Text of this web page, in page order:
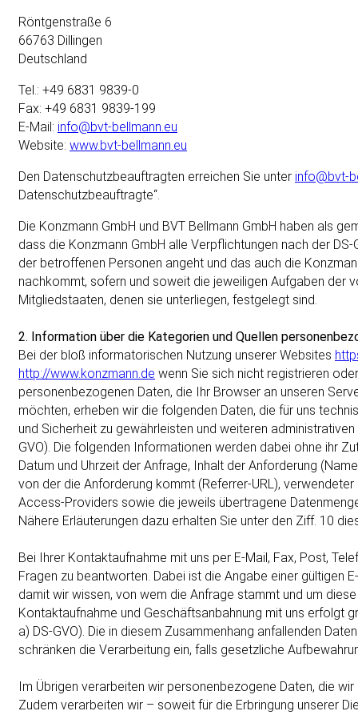
Röntgenstraße 6
66763 Dillingen
Deutschland
Tel.: +49 6831 9839-0
Fax: +49 6831 9839-199
E-Mail: info@bvt-bellmann.eu
Website: www.bvt-bellmann.eu
Den Datenschutzbeauftragten erreichen Sie unter info@bvt-
Datenschutzbeauftragte“.
Die Konzmann GmbH und BVT Bellmann GmbH haben als
dass die Konzmann GmbH alle Verpflichtungen nach der
der betroffenen Personen angeht und das auch die
nachkommt, sofern und soweit die jeweiligen Aufgaben der
Mitgliedstaaten, denen sie unterliegen, festgelegt sind.
2. Information über die Kategorien und Quellen
Bei der bloß informatorischen Nutzung unserer Websites
http://www.konzmann.de wenn Sie sich nicht registrieren
personenbezogenen Daten, die Ihr Browser an unseren
möchten, erheben wir die folgenden Daten, die für uns
und Sicherheit zu gewährleisten und weiteren
GVO). Die folgenden Informationen werden dabei ohne ihr
Datum und Uhrzeit der Anfrage, Inhalt der Anforderung
von der die Anforderung kommt (Referrer-URL),
Access-Providers sowie die jeweils übertragene
Nähere Erläuterungen dazu erhalten Sie unter den Ziff. 10
Bei Ihrer Kontaktaufnahme mit uns per E-Mail, Fax, Post,
Fragen zu beantworten. Dabei ist die Angabe einer gültigen
damit wir wissen, von wem die Anfrage stammt und um
Kontaktaufnahme und Geschäftsanbahnung mit uns erfolgt
a) DS-GVO). Die in diesem Zusammenhang anfallenden
schränken die Verarbeitung ein, falls gesetzliche
Im Übrigen verarbeiten wir personenbezogene Daten, die
Zudem verarbeiten wir – soweit für die Erbringung unserer